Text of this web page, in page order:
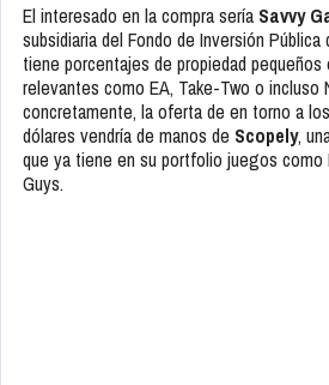
El interesado en la compra sería Savvy
subsidiaria del Fondo de Inversión Pública
tiene porcentajes de propiedad pequeños
relevantes como EA, Take-Two o incluso
concretamente, la oferta de en torno a
dólares vendría de manos de Scopely,
que ya tiene en su portfolio juegos como
Guys.